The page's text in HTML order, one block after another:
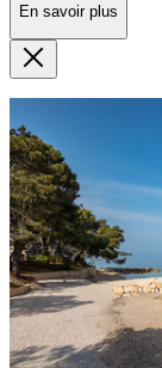
En savoir plus